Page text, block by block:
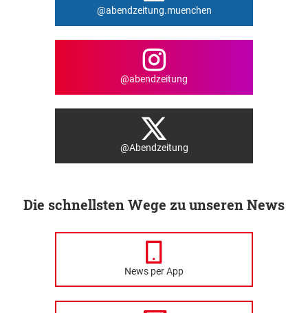
@abendzeitung.muenchen
@abendzeitung
@Abendzeitung
Die schnellsten Wege zu unseren News
News per App